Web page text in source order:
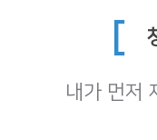
내가 먼저